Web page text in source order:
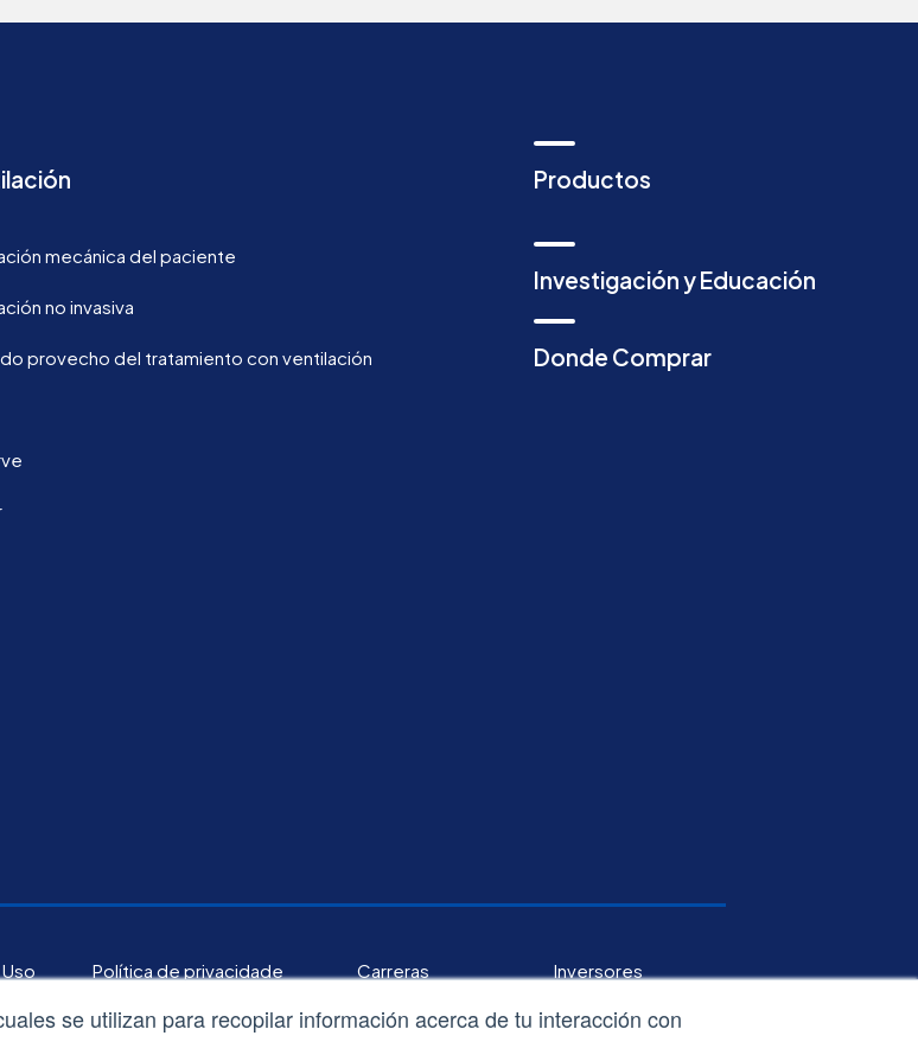
se utilizan para recopilar información acerca de tu interacción con
mecánica del paciente
no invasiva
provecho del tratamiento con ventilación
Productos
Investigación y Educación
Donde Comprar
Política de privacidade Carreras Inversores